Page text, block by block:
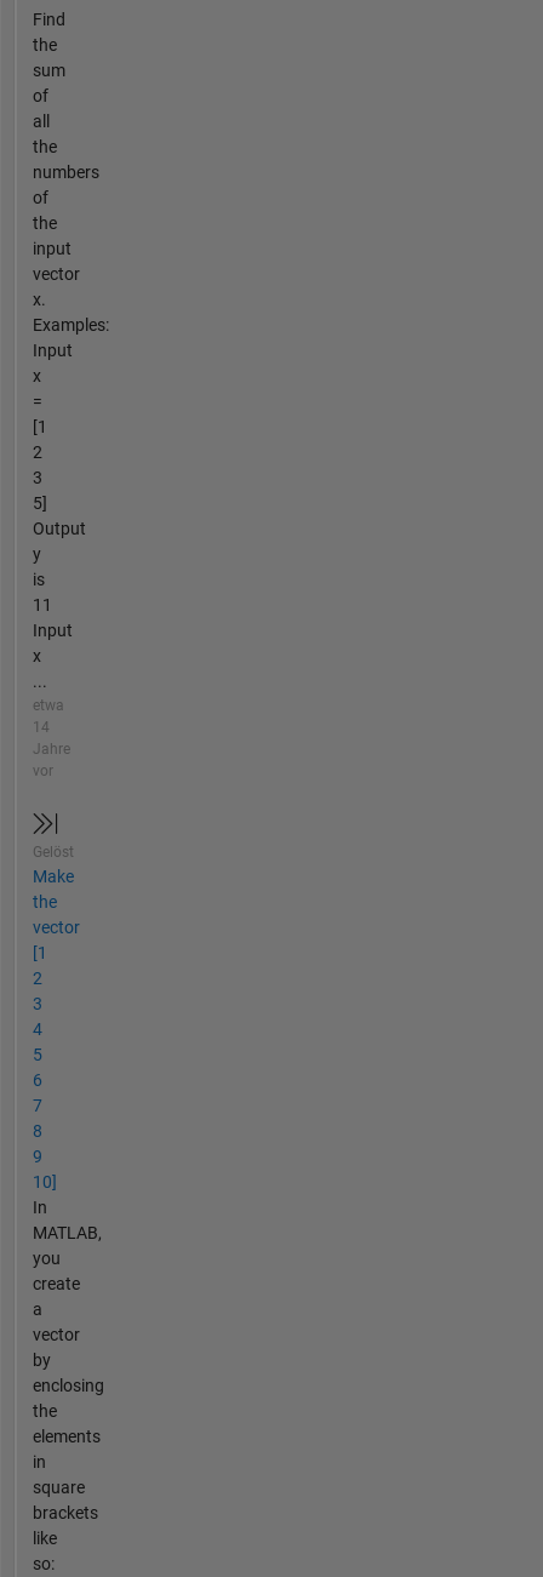
Find
the
sum
of
all
the
numbers
of
the
input
vector
x.
Examples:
Input
x
=
[1
2
3
5]
Output
y
is
11
Input
x
...
etwa
14
Jahre
vor
Gelöst
Make
the
vector
[1
2
3
4
5
6
7
8
9
10]
In
MATLAB,
you
create
a
vector
by
enclosing
the
elements
in
square
brackets
like
so: